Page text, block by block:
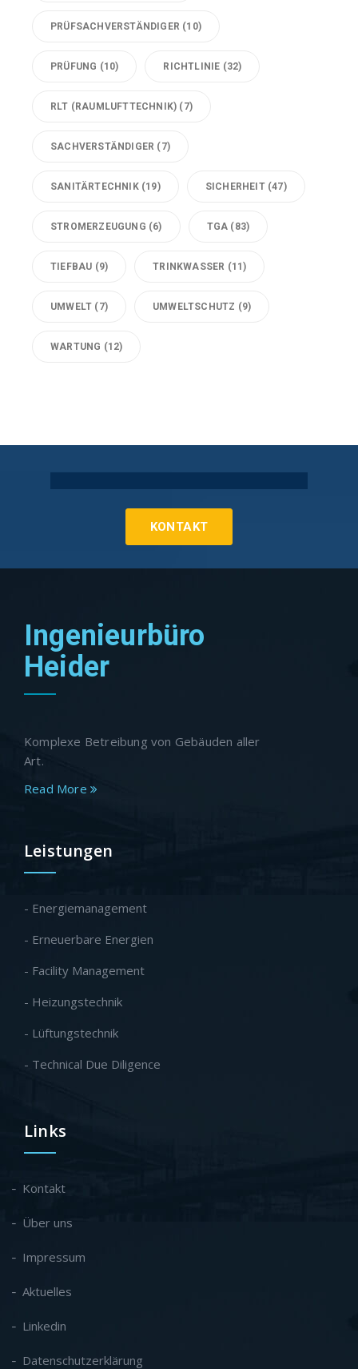
PRÜFSACHVERSTÄNDIGER (10)
PRÜFUNG (10) RICHTLINIE (32)
RLT (RAUMLUFTTECHNIK) (7)
SACHVERSTÄNDIGER (7)
SANITÄRTECHNIK(19) SICHERHEIT(47)
STROMERZEUGUNG (6) TGA (83)
TIEFBAU (9) TRINKWASSER (11)
UMWELT (7) UMWELTSCHUTZ (9)
WARTUNG (12)
KONTAKT
Ingenieurbüro
Heider
Komplexe Betreibung von Gebäuden aller
Art.
Read More
Leistungen
- Energiemanagement
- Erneuerbare Energien
- Facility Management
- Heizungstechnik
- Lüftungstechnik
- Technical Due Diligence
Links
Kontakt
Über uns
Impressum
Aktuelles
Linkedin
Datenschutzerklärung